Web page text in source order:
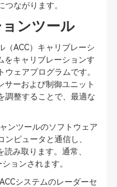
ながります。
ンツール
（ACC）キャリブレーシ
をキャリブレーションす
ェアプログラムです。
サーおよび制御ユニット
調整することで、最適な
ンツールのソフトウェア
ピュータと通信し、
み取ります。通常、
ョンされます。
システムのレーダーセ